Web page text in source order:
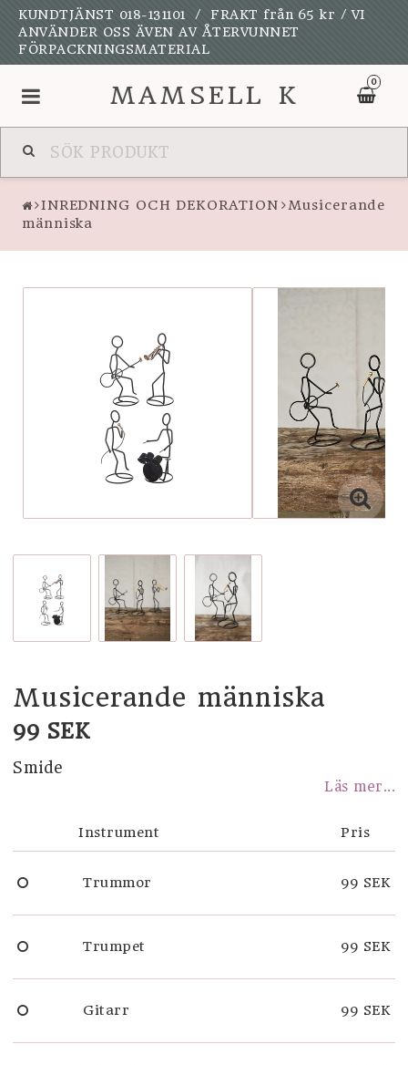
KUNDTJÄNST 018-131101 / FRAKT från 65 kr / VI
ANVÄNDER OSS ÄVEN AV ÅTERVUNNET
FÖRPACKNINGSMATERIAL
MAMSELL K 0
NYHETER
UPPSALAKULAN
KALAS OCH FEST
SPELDOSOR
STUDENT
SHOPPA EFTER TEMA
BADRUM
INREDNING OCH DEKORATION
SVENSKA SOUVENIRER
DOP
INREDNING OCH DEKORATION
Musicerande
människa
Musicerande människa
99 SEK
Smide
Läs mer...
Instrument Pris
Trummor 99 SEK
Trumpet 99 SEK
Gitarr 99 SEK